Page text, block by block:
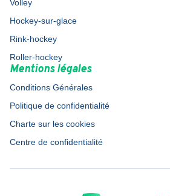
Volley
Hockey-sur-glace
Rink-hockey
Roller-hockey
Mentions légales
Conditions Générales
Politique de confidentialité
Charte sur les cookies
Centre de confidentialité